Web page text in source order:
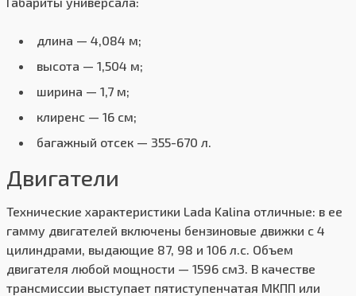
длина — 4,084 м;
высота — 1,504 м;
ширина — 1,7 м;
клиренс — 16 см;
багажный отсек — 355-670 л.
Двигатели
Технические характеристики Lada Kalina отличные: в ее
гамму двигателей включены бензиновые движки с 4
цилиндрами, выдающие 87, 98 и 106 л.с. Объем
двигателя любой мощности — 1596 см3. В качестве
трансмиссии выступает пятиступенчатая МКПП или